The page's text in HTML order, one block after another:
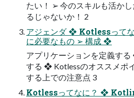
たい！ ➢ 今のスキルも活か
るじゃないか！ 2
アジェンダ ❖ Kotlessって
に必要なもの ➢ 構成 ❖
アプリケーションを定義す
する ❖ Kotlessのオススメポ
する上での注意点 3
Kotlessってなに？ ❖